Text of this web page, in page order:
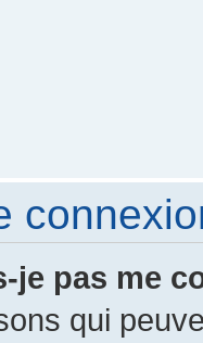
je pas me
qui